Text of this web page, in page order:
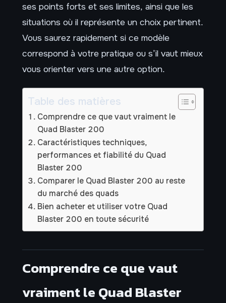
ses points forts et ses limites, ainsi que les
situations où il représente un choix pertinent.
Vous saurez rapidement si ce modèle
correspond à votre pratique ou s’il vaut mieux
vous orienter vers une autre option.
Table des matières
Comprendre ce que vaut vraiment le
Quad Blaster 200
Caractéristiques techniques,
performances et fiabilité du Quad
Blaster 200
Comparer le Quad Blaster 200 au reste
du marché des quads
Bien acheter et utiliser votre Quad
Blaster 200 en toute sécurité
Comprendre ce que vaut
vraiment le Quad Blaster